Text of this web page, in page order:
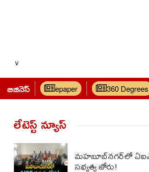
v
బిజినెస్ epaper 360 Degrees
లేటెస్ట్ న్యూస్‌
మహబూబ్‌నగర్‌లో
సభ్యత్వ జోరు!